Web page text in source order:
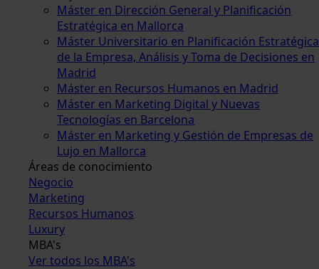
Máster en Dirección General y Planificación
Estratégica en Mallorca
Máster Universitario en Planificación Estratégica
de la Empresa, Análisis y Toma de Decisiones en
Madrid
Máster en Recursos Humanos en Madrid
Máster en Marketing Digital y Nuevas
Tecnologías en Barcelona
Máster en Marketing y Gestión de Empresas de
Lujo en Mallorca
Áreas de conocimiento
Negocio
Marketing
Recursos Humanos
Luxury
MBA's
Ver todos los MBA's